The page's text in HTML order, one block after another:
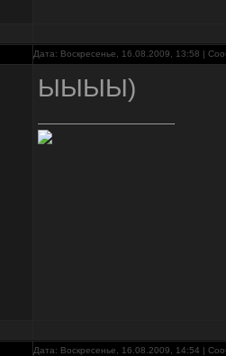
Дата: Воскресенье, 16.08.2009, 13:58 |
ЫЫЫЫ)
Дата: Воскресенье, 16.08.2009, 14:54 |